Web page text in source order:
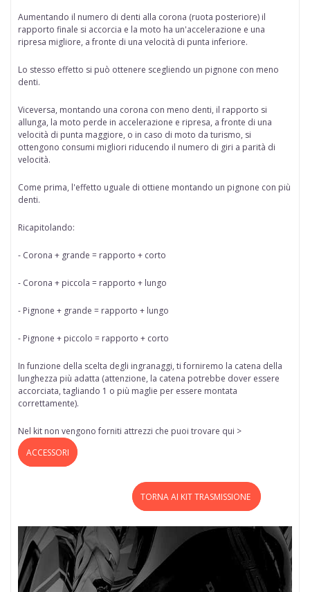
Aumentando il numero di denti alla corona (ruota posteriore) il
rapporto finale si accorcia e la moto ha un'accelerazione e una
ripresa migliore, a fronte di una velocità di punta inferiore.
Lo stesso effetto si può ottenere scegliendo un pignone con meno
denti.
Viceversa, montando una corona con meno denti, il rapporto si
allunga, la moto perde in accelerazione e ripresa, a fronte di una
velocità di punta maggiore, o in caso di moto da turismo, si
ottengono consumi migliori riducendo il numero di giri a parità di
velocità.
Come prima, l'effetto uguale di ottiene montando un pignone con più
denti.
Ricapitolando:
- Corona + grande = rapporto + corto
- Corona + piccola = rapporto + lungo
- Pignone + grande = rapporto + lungo
- Pignone + piccolo = rapporto + corto
In funzione della scelta degli ingranaggi, ti forniremo la catena della
lunghezza più adatta (attenzione, la catena potrebbe dover essere
accorciata, tagliando 1 o più maglie per essere montata
correttamente).
Nel kit non vengono forniti attrezzi che puoi trovare qui >
ACCESSORI
TORNA AI KIT TRASMISSIONE